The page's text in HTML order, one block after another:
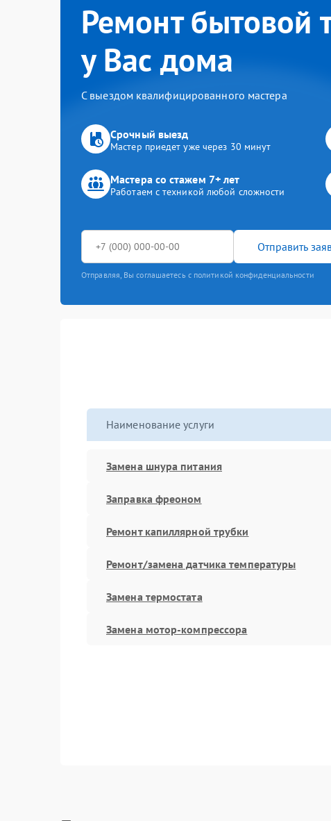
Ремонт бытовой
у Вас дома
С выездом квалифицированного мастера
Срочный выезд
Мастер приедет уже через 30 минут
Мастера со стажем 7+ лет
Работаем с техникой любой сложности
Отправить
Отправляя, Вы соглашаетесь с политикой конфиденциальности
Наименование услуги
Замена шнура питания
Заправка фреоном
Ремонт капиллярной трубки
Ремонт/замена датчика температуры
Замена термостата
Замена мотор-компрессора